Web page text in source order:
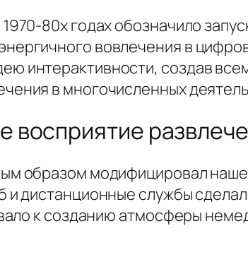
80х годах обозначило
вовлечения в
интерактивности, создав
в многочисленных
восприятие
образом модифицировал
и дистанционные службы
к созданию атмосферы